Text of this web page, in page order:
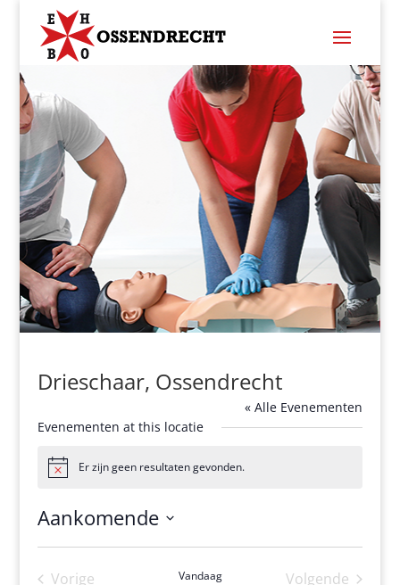
Drieschaar, Ossendrecht
« Alle Evenementen
Evenementen at this locatie
BerichtEr zijn geen resultaten gevonden.
Aankomende
Vorige
Vandaag
Volgende